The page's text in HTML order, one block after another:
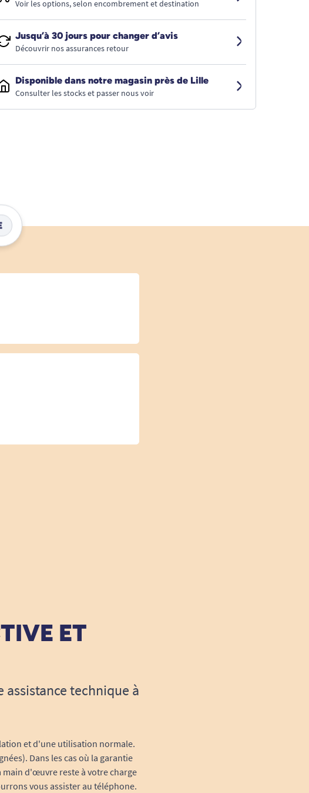
Voir les options, selon encombrement et destination
Jusqu’à 30 jours pour changer d’avis
Découvrir nos assurances retour
Disponible dans notre magasin près de Lille
Consulter les stocks et passer nous voir
ET
technique à
et d'une utilisation normale.
Dans les cas où la garantie
main d'œuvre reste à votre charge
vous assister au téléphone.